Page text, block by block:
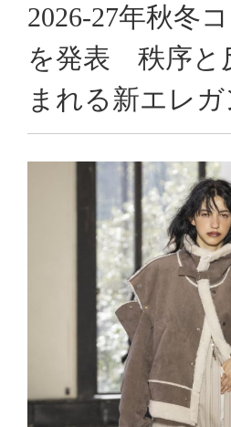
2026-27年秋冬
を発表 秩序と
まれる新エレガ